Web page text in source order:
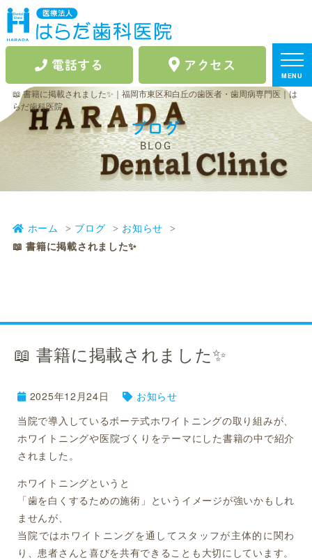
電話する アクセス
MENU
📖 書籍に掲載されました✨｜福岡市東区和白丘の歯医者・歯周病専門医｜は
らだ歯科医院
ブログ
BLOG
ホーム ブログ
お知らせ
📖 書籍に掲載されました✨
📖 書籍に掲載されました✨
2025年12月24日
お知らせ
当院で導入しているボーテ式ホワイトニングの取り組みが、
ホワイトニングや医院づくりをテーマにした書籍の中で紹介
されました。
ホワイトニングというと
「歯を白くするための施術」というイメージが強いかもしれ
ませんが、
当院ではホワイトニングを通してスタッフが主体的に関わ
り、患者さんと喜びを共有できることも大切にしています。